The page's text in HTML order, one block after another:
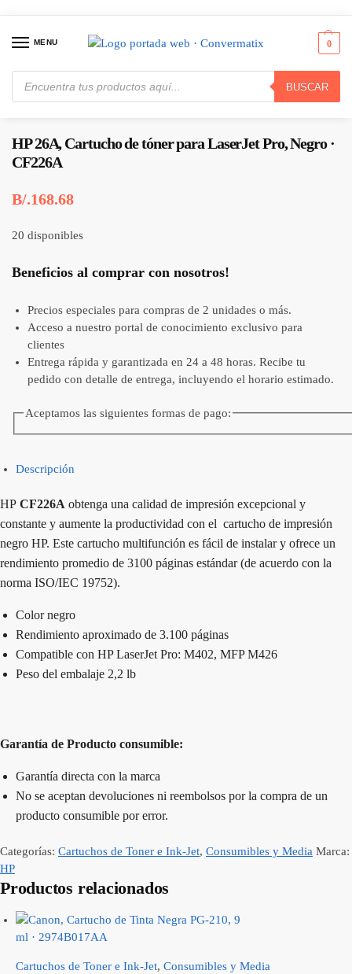
MENU
BUSCAR
0
Inicio / Consumibles y Media / Cartuchos de Toner e Ink-Jet HP 26A, Cartucho de tóner para LaserJet Pro, Negro · CF226A
HP 26A, Cartucho de tóner para LaserJet Pro, Negro ·
CF226A
B/.168.68
20 disponibles
Beneficios al comprar con nosotros!
Precios especiales para compras de 2 unidades o más.
Acceso a nuestro portal de conocimiento exclusivo para
clientes
Entrega rápida y garantizada en 24 a 48 horas. Recibe tu
pedido con detalle de entrega, incluyendo el horario estimado.
Aceptamos las siguientes formas de pago:
Descripción
HP CF226A obtenga una calidad de impresión excepcional y
constante y aumente la productividad con el cartucho de impresión
negro HP. Este cartucho multifunción es fácil de instalar y ofrece un
rendimiento promedio de 3100 páginas estándar (de acuerdo con la
norma ISO/IEC 19752).
Color negro
Rendimiento aproximado de 3.100 páginas
Compatible con HP LaserJet Pro: M402, MFP M426
Peso del embalaje 2,2 lb
Garantía de Producto consumible:
Garantía directa con la marca
No se aceptan devoluciones ni reembolsos por la compra de un
producto consumible por error.
Categorías: Cartuchos de Toner e Ink-Jet, Consumibles y Media Marca:
HP
Productos relacionados
Cartuchos de Toner e Ink-Jet, Consumibles y Media